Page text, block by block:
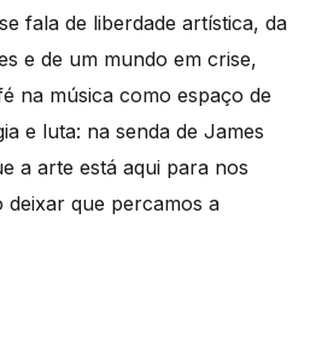
fala de liberdade artística, da
e de um mundo em crise,
na música como espaço de
e luta: na senda de James
a arte está aqui para nos
que percamos a